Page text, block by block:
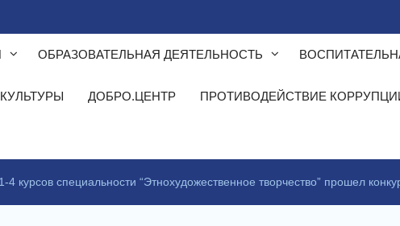
ОБРАЗОВАТЕЛЬНАЯ ДЕЯТЕЛЬНОСТЬ
ДОБРО.ЦЕНТР ПРОТИВОДЕЙСТВИЕ
4 курсов специальности “Этнохудожественное творчество” прошел